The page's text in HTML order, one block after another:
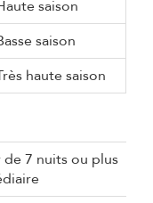
saison
saison
haute saison
7 nuits ou plus